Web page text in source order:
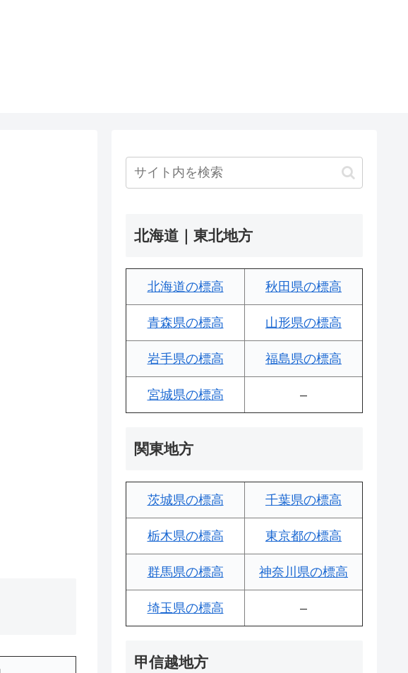
北海道｜東北地方
北海道の標高 秋田県の標高
青森県の標高 山形県の標高
岩手県の標高 福島県の標高
宮城県の標高 –
関東地方
茨城県の標高 千葉県の標高
栃木県の標高 東京都の標高
群馬県の標高 神奈川県の標高
埼玉県の標高 –
甲信越地方